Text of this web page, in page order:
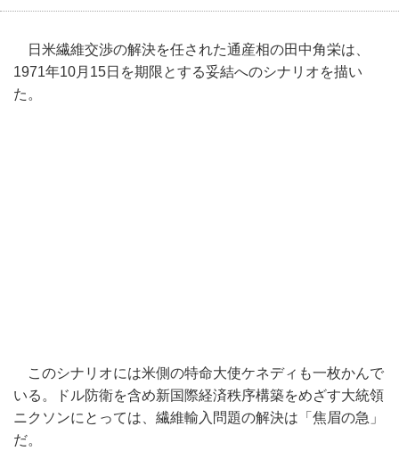
日米繊維交渉の解決を任された通産相の田中角栄は、
1971年10月15日を期限とする妥結へのシナリオを描い
た。
このシナリオには米側の特命大使ケネディも一枚かんで
いる。
ドル防衛を含め新国際経済秩序構築をめざす大統領
ニクソンにとっては、繊維輸入問題の解決は「焦眉の急」
だ。